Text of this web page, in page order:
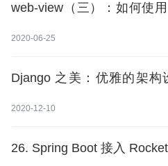
web-view（三）：如何使
2020-06-25
Django 之美：优雅的架
2020-12-10
26. Spring Boot 接入